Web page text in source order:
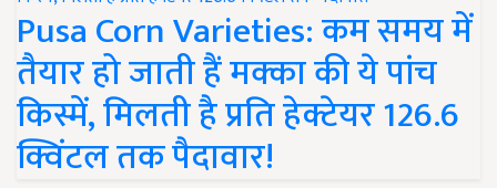
Pusa Corn Varieties: कम समय में
तैयार हो जाती हैं मक्का की ये पांच
किस्में, मिलती है प्रति हेक्टेयर 126.6
क्विंटल तक पैदावार!